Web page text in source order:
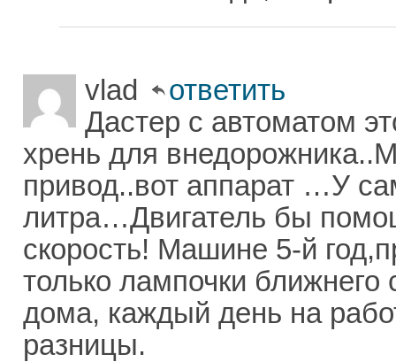
vlad
ответить
Дастер с автоматом
хрень для
привод..вот аппарат …У
литра…Двигатель бы
скорость! Машине 5-й
только лампочки
дома, каждый день на
разницы.